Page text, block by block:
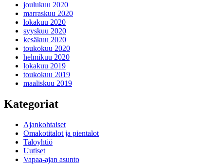
joulukuu 2020
marraskuu 2020
lokakuu 2020
syyskuu 2020
kesäkuu 2020
toukokuu 2020
helmikuu 2020
lokakuu 2019
toukokuu 2019
maaliskuu 2019
Kategoriat
Ajankohtaiset
Omakotitalot ja pientalot
Taloyhtiö
Uutiset
Vapaa-ajan asunto